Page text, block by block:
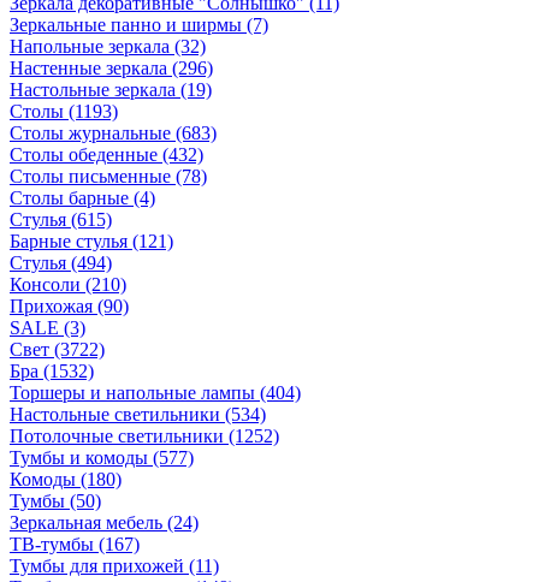
Зеркальные панно и ширмы (7)
Напольные зеркала (32)
Настенные зеркала (296)
Настольные зеркала (19)
Столы (1193)
Столы журнальные (683)
Столы обеденные (432)
Столы письменные (78)
Столы барные (4)
Стулья (615)
Барные стулья (121)
Стулья (494)
Консоли (210)
Прихожая (90)
SALE (3)
Свет (3722)
Бра (1532)
Торшеры и напольные лампы (404)
Настольные светильники (534)
Потолочные светильники (1252)
Тумбы и комоды (577)
Комоды (180)
Тумбы (50)
Зеркальная мебель (24)
ТВ-тумбы (167)
Тумбы для прихожей (11)